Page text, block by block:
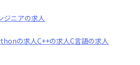
ジニアの求人
の求人C++の求人C言語の求人